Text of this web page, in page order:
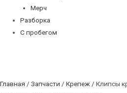
Мерч
Разборка
С пробегом
Главная / Запчасти / Крепеж / Клипсы